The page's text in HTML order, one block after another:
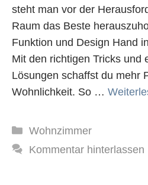
steht man vor der
Raum das Beste
Funktion und Design Hand
Mit den richtigen Tricks und
Lösungen schaffst du mehr
Wohnlichkeit. So …
Kategorien
Wohnzimmer
Kommentar hinterlassen